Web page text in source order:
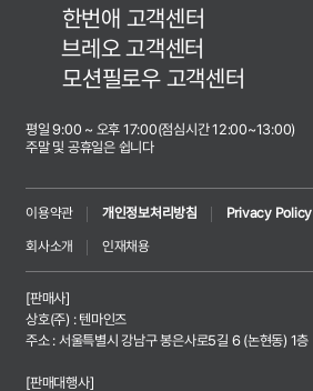
한번애 고객센터
브레오 고객센터
모션필로우 고객센터
평일 9:00 ~ 오후 17:00(점심시간 12:00~13:00)
주말 및 공휴일은 쉽니다
이용약관 개인정보처리방침 Privacy Policy
회사소개
인재채용
[판매사]
상호(주) : 텐마인즈
주소 : 서울특별시 강남구 봉은사로5길 6 (논현동) 1층
[판매대행사]